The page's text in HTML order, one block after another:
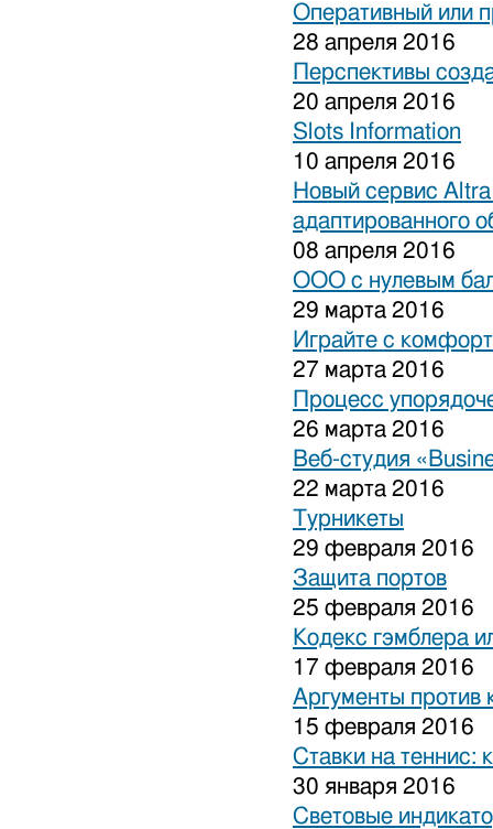
Оперативный или
28 апреля 2016
Перспективы
20 апреля 2016
Slots Information
10 апреля 2016
Новый сервис Altra
адаптированного
08 апреля 2016
ООО с нулевым
29 марта 2016
Играйте с
27 марта 2016
Процесс
26 марта 2016
Веб-студия
22 марта 2016
Турникеты
29 февраля 2016
Защита портов
25 февраля 2016
Кодекс гэмблера
17 февраля 2016
Аргументы против
15 февраля 2016
Ставки на теннис:
30 января 2016
Световые